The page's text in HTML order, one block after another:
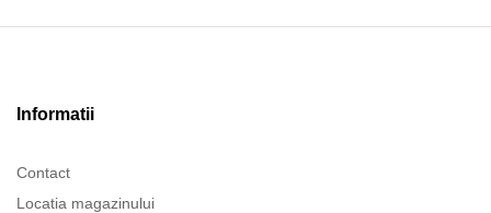
Informatii
Contact
Locatia magazinului